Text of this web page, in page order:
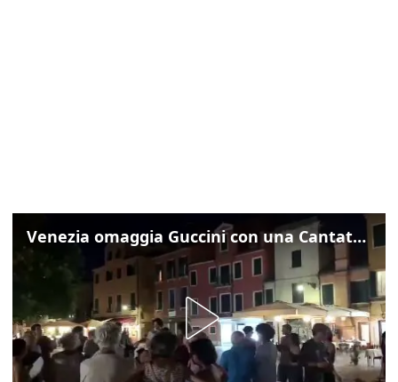
Venezia omaggia Guccini con una Cantata Anarchica in campo Santa Margherita